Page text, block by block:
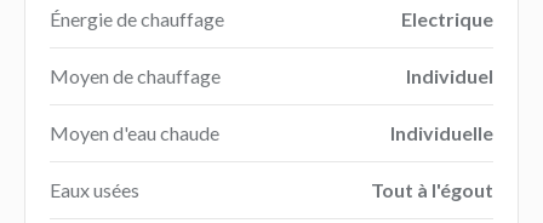
Énergie de chauffage Electrique
Moyen de chauffage Individuel
Moyen d'eau chaude Individuelle
Eaux usées Tout à l'égout